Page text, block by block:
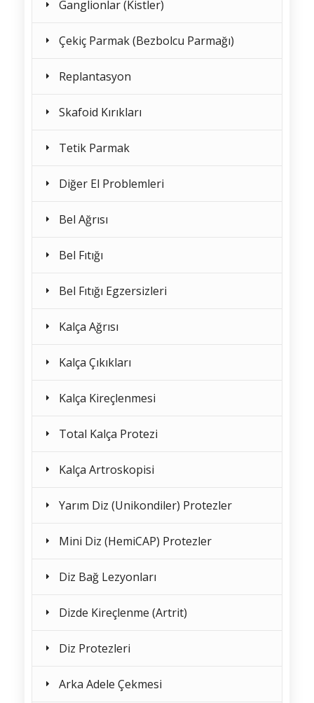
Ganglionlar (Kistler)
Çekiç Parmak (Bezbolcu Parmağı)
Replantasyon
Skafoid Kırıkları
Tetik Parmak
Diğer El Problemleri
Bel Ağrısı
Bel Fıtığı
Bel Fıtığı Egzersizleri
Kalça Ağrısı
Kalça Çıkıkları
Kalça Kireçlenmesi
Total Kalça Protezi
Kalça Artroskopisi
Yarım Diz (Unikondiler) Protezler
Mini Diz (HemiCAP) Protezler
Diz Bağ Lezyonları
Dizde Kireçlenme (Artrit)
Diz Protezleri
Arka Adele Çekmesi